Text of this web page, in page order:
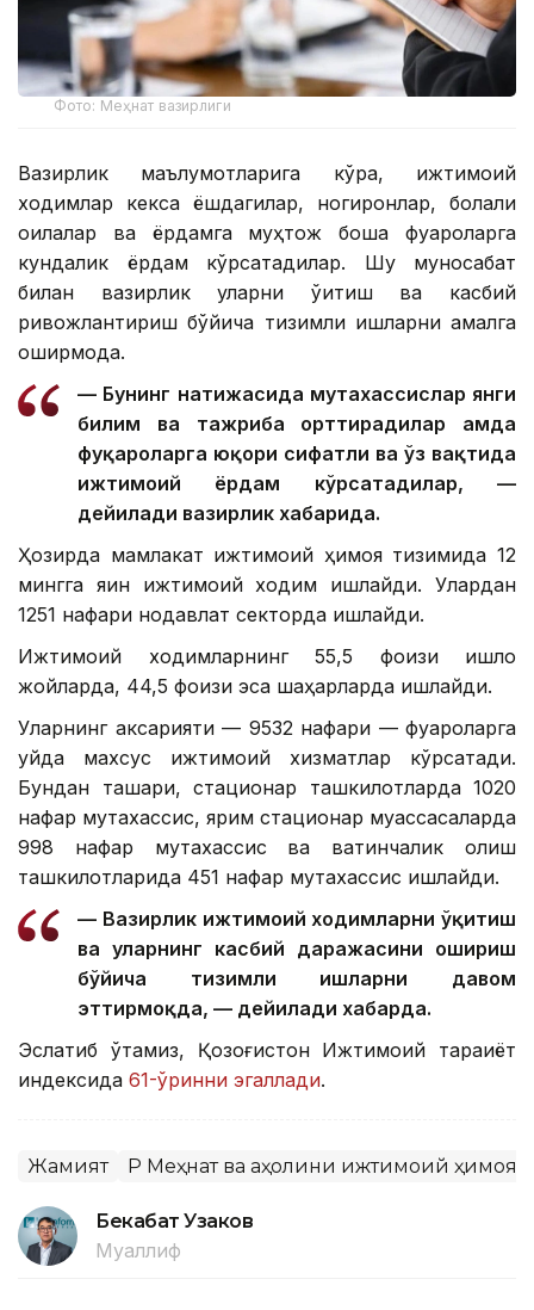
Фото: Меҳнат вазирлиги
Вазирлик маълумотларига кўра, ижтимоий
ходимлар кекса ёшдагилар, ногиронлар, болали
оилалар ва ёрдамга муҳтож бошқа фуқароларга
кундалик ёрдам кўрсатадилар. Шу муносабат
билан вазирлик уларни ўқитиш ва касбий
ривожлантириш бўйича тизимли ишларни амалга
оширмоқда.
— Бунинг натижасида мутахассислар янги
билим ва тажриба орттирадилар ҳамда
фуқароларга юқори сифатли ва ўз вақтида
ижтимоий ёрдам кўрсатадилар, —
дейилади вазирлик хабарида.
Ҳозирда мамлакат ижтимоий ҳимоя тизимида 12
мингга яқин ижтимоий ходим ишлайди. Улардан
1251 нафари нодавлат секторда ишлайди.
Ижтимоий ходимларнинг 55,5 фоизи қишлоқ
жойларда, 44,5 фоизи эса шаҳарларда ишлайди.
Уларнинг аксарияти — 9532 нафари — фуқароларга
уйда махсус ижтимоий хизматлар кўрсатади.
Бундан ташқари, стационар ташкилотларда 1020
нафар мутахассис, ярим стационар муассасаларда
998 нафар мутахассис ва вақтинчалик қолиш
ташкилотларида 451 нафар мутахассис ишлайди.
— Вазирлик ижтимоий ходимларни ўқитиш
ва уларнинг касбий даражасини ошириш
бўйича тизимли ишларни давом
эттирмоқда, — дейилади хабарда.
Эслатиб ўтамиз, Қозоғистон Ижтимоий тараққиёт
индексида 61-ўринни эгаллади.
Жамият ҚР Меҳнат ва аҳолини ижтимоий ҳимоя
Бекабат Узаков
Муаллиф